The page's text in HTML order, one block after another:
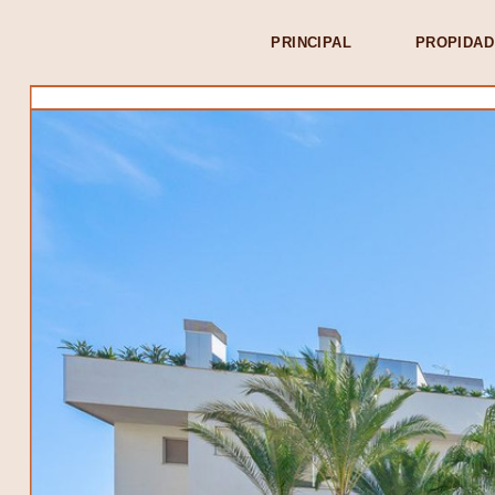
PRINCIPAL PROPIDAD